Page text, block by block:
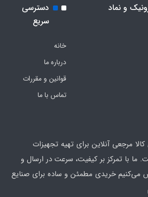
و نماد
دسترسی
سریع
خانه
درباره ما
قوانین و مقررات
تماس با ما
کالا مرجعی آنلاین برای تهیه تجهیزات
ما با تمرکز بر کیفیت، سرعت در ارسال و
می‌کنیم خریدی مطمئن و ساده برای صنایع